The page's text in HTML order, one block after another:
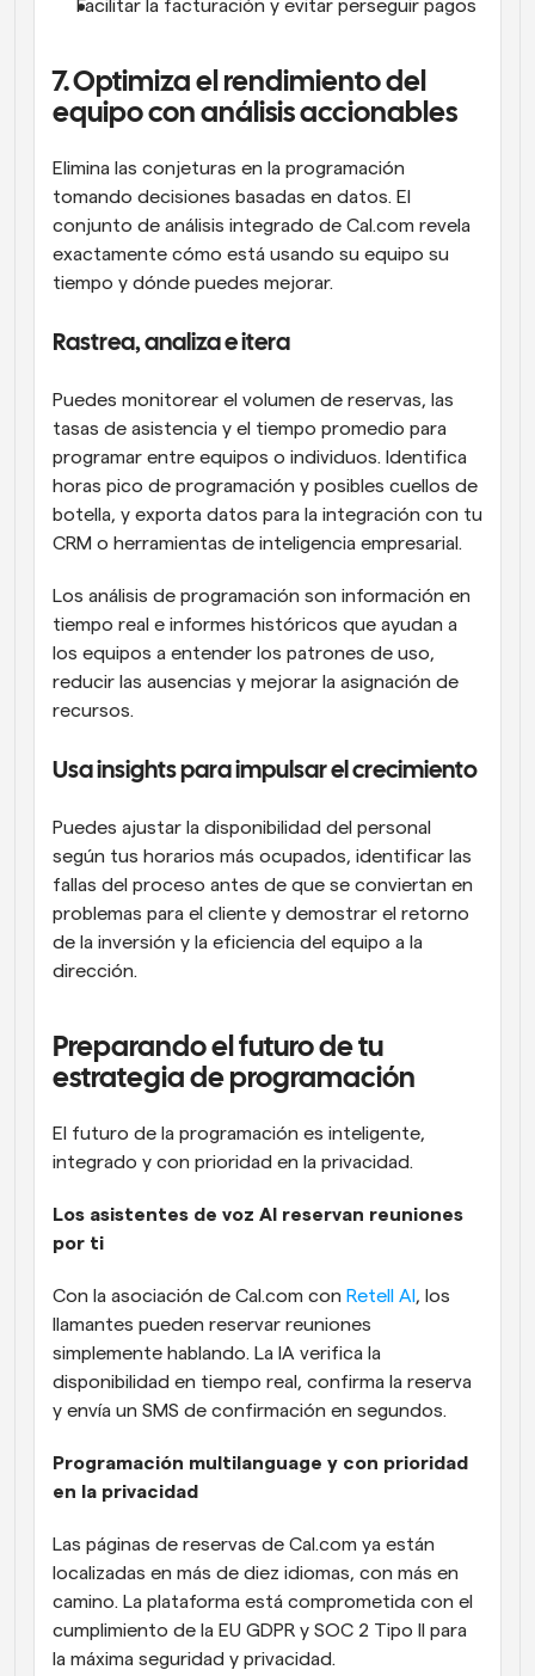
Facilitar la facturación y evitar perseguir pagos
7. Optimiza el rendimiento del
equipo con análisis accionables
Elimina las conjeturas en la programación
tomando decisiones basadas en datos. El
conjunto de análisis integrado de Cal.com revela
exactamente cómo está usando su equipo su
tiempo y dónde puedes mejorar.
Rastrea, analiza e itera
Puedes monitorear el volumen de reservas, las
tasas de asistencia y el tiempo promedio para
programar entre equipos o individuos. Identifica
horas pico de programación y posibles cuellos de
botella, y exporta datos para la integración con tu
CRM o herramientas de inteligencia empresarial.
Los análisis de programación son información en
tiempo real e informes históricos que ayudan a
los equipos a entender los patrones de uso,
reducir las ausencias y mejorar la asignación de
recursos.
Usa insights para impulsar el crecimiento
Puedes ajustar la disponibilidad del personal
según tus horarios más ocupados, identificar las
fallas del proceso antes de que se conviertan en
problemas para el cliente y demostrar el retorno
de la inversión y la eficiencia del equipo a la
dirección.
Preparando el futuro de tu
estrategia de programación
El futuro de la programación es inteligente,
integrado y con prioridad en la privacidad.
Los asistentes de voz AI reservan reuniones
por ti
Con la asociación de Cal.com con Retell AI , los
llamantes pueden reservar reuniones
simplemente hablando. La IA verifica la
disponibilidad en tiempo real, confirma la reserva
y envía un SMS de confirmación en segundos.
Programación multilanguage y con prioridad
en la privacidad
Las páginas de reservas de Cal.com ya están
localizadas en más de diez idiomas, con más en
camino. La plataforma está comprometida con el
cumplimiento de la EU GDPR y SOC 2 Tipo II para
la máxima seguridad y privacidad.